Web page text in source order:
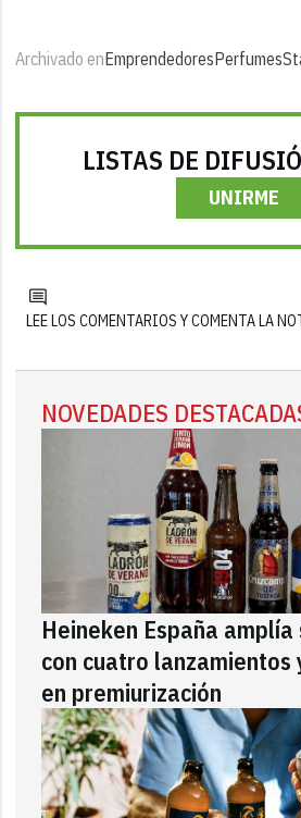
Archivado enEmprendedoresPerfumes
LISTAS DE
UNIRME
LEE LOS COMENTARIOS Y COMENTA LA
NOVEDADES
Heineken España
con cuatro lanzamientos
en premiurización